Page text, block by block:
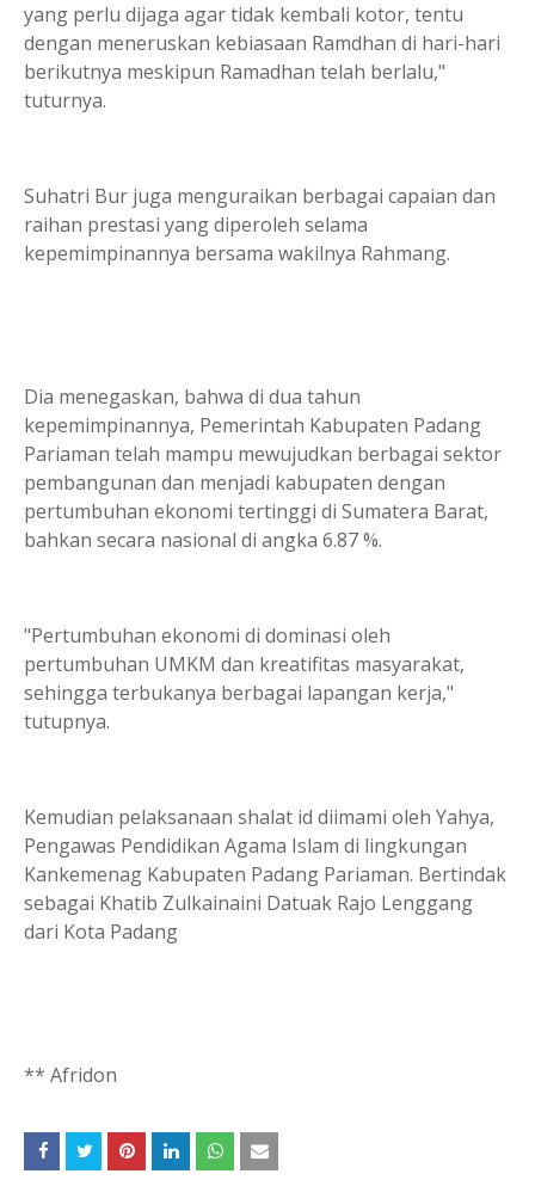
yang perlu dijaga agar tidak kembali kotor, tentu
dengan meneruskan kebiasaan Ramdhan di hari-hari
berikutnya meskipun Ramadhan telah berlalu,"
tuturnya.
Suhatri Bur juga menguraikan berbagai capaian dan
raihan prestasi yang diperoleh selama
kepemimpinannya bersama wakilnya Rahmang.
Dia menegaskan, bahwa di dua tahun
kepemimpinannya, Pemerintah Kabupaten Padang
Pariaman telah mampu mewujudkan berbagai sektor
pembangunan dan menjadi kabupaten dengan
pertumbuhan ekonomi tertinggi di Sumatera Barat,
bahkan secara nasional di angka 6.87 %.
"Pertumbuhan ekonomi di dominasi oleh
pertumbuhan UMKM dan kreatifitas masyarakat,
sehingga terbukanya berbagai lapangan kerja,"
tutupnya.
Kemudian pelaksanaan shalat id diimami oleh Yahya,
Pengawas Pendidikan Agama Islam di lingkungan
Kankemenag Kabupaten Padang Pariaman. Bertindak
sebagai Khatib Zulkainaini Datuak Rajo Lenggang
dari Kota Padang
** Afridon